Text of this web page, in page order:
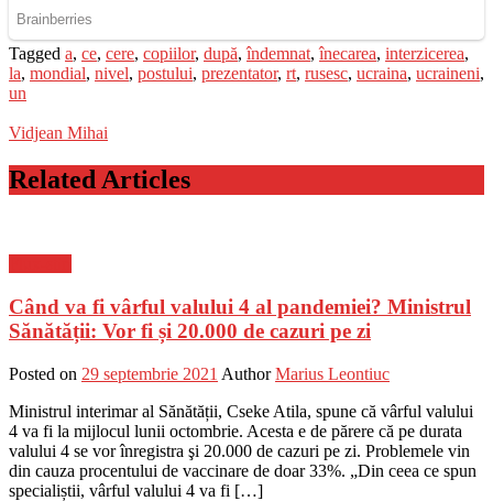
Tagged a, ce, cere, copiilor, după,îndemnat,înecarea, interzicerea,
la, mondial, nivel, postului, prezentator, rt, rusesc, ucraina, ucraineni,
un
Vidjean Mihai
Related Articles
Când va fi vârful valului 4 al pandemiei? Ministrul
Sănătății: Vor fi și 20.000 de cazuri pe zi
Posted on 29 septembrie 2021 Author Marius Leontiuc
Ministrul interimar al Sănătății, Cseke Atila, spune că vârful valului
4 va fi la mijlocul lunii octombrie. Acesta e de părere că pe durata
valului 4 se vor înregistra şi 20.000 de cazuri pe zi. Problemele vin
din cauza procentului de vaccinare de doar 33%. „Din ceea ce spun
specialiștii, vârful valului 4 va fi […]